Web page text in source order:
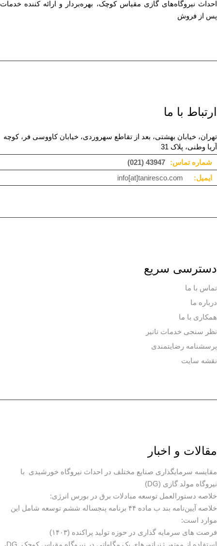
احداث نیروگاه‌های گازی مقیاس کوچک، بهره‌بردار و ارائه کننده خدمات
پس از فروش
ارتباط با ما
تهران، خیابان بهشتی، بعد از تقاطع سهروردی، خیابان کاووسی فر، کوچه
آریا وطنی، پلاک 31
شماره تماس:
(021) 43947
ایمیل:
info[at]taniresco.com
دسترسی سریع
تماس با ما
درباره ما
همکاری با ما
نظر سنجی خدمات تانیر
پرسشنامه رضایتمندی
نقشه سایت
مقالات و اخبار
مقایسه سرمایگذاری صنایع مختلف در احداث نیروگاه خورشیدی با
نیروگاه مولد گازی (DG)
خلاصه دستورالعمل توسعه مبادلات برق در بورس انرژی:
خلاصه آیین‌نامه بند ب ماده ۴۴ برنامه پنجساله ششم توسعه شامل این
موارد است:
فرصت های سرمایه گذاری در حوزه تولید پراکنده (۱۴۰۳)
استفاده از موتور ژنراتورهای یک مگاواتی در نیروگاه مقیاس کوچک DG،